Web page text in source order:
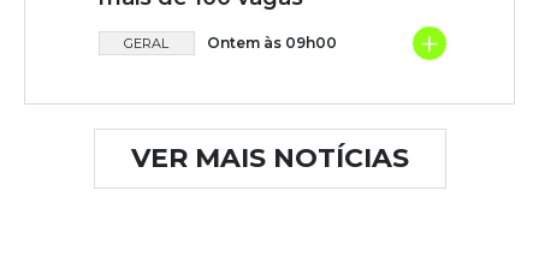
GERAL Ontem às 09h00 +
VER MAIS NOTÍCIAS